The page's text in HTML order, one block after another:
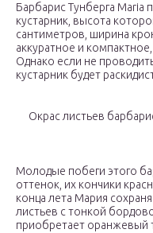
Барбарис Тунберга Maria
кустарник, высота
сантиметров, ширина
аккуратное и
Однако если не
кустарник будет
Окрас листьев
Молодые побеги этого
оттенок, их кончики
конца лета Мария
листьев с тонкой
приобретает оранжевый